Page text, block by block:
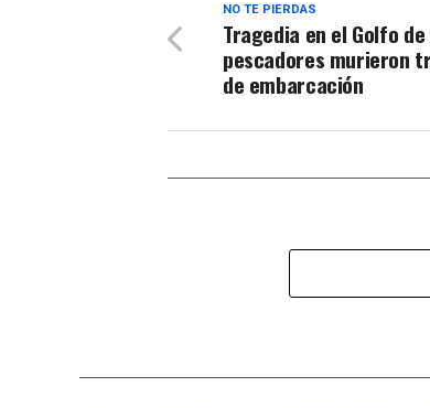
NO TE PIERDAS
Tragedia en el Golfo
pescadores murieron
de embarcación